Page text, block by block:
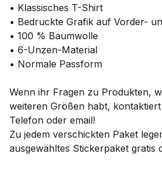
• Klassisches T-Shirt
• Bedruckte Grafik auf Vorder-
• 100 % Baumwolle
• 6-Unzen-Material
• Normale Passform
Wenn ihr Fragen zu Produkten,
weiteren Größen habt,
Telefon oder email!
Zu jedem verschickten Paket
ausgewähltes Stickerpaket gratis